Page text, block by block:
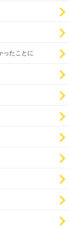
ったことに